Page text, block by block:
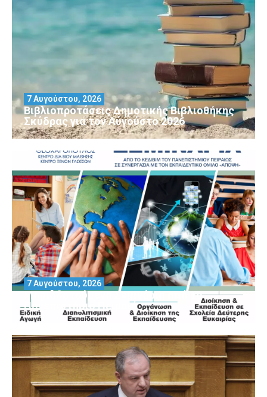
Βιβλιοπροτάσεις Δημοτικής Βιβλιοθήκης
Σκύδρας για τον Αύγούστο 2026
7 Αυγούστου, 2026
Μοριοδοτούμενα Σεμινάρια από το
Πανεπιστήμιο Πειραιά
7 Αυγούστου, 2026